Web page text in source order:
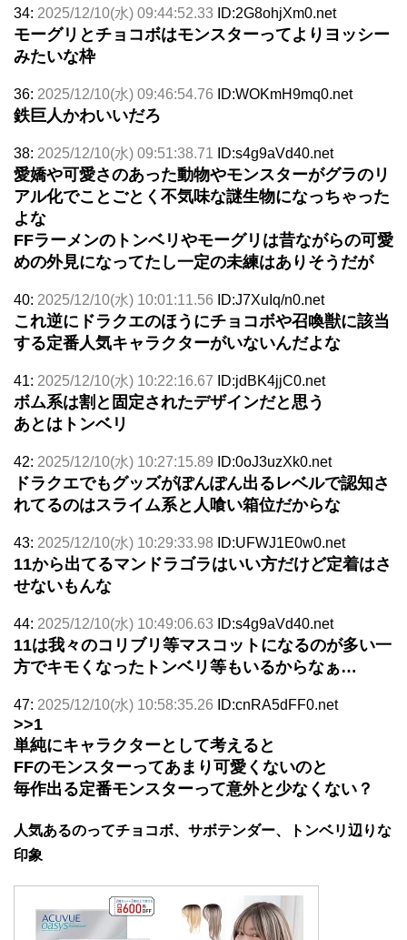
34: 2025/12/10(水) 09:44:52.33 ID:2G8ohjXm0.net
モーグリとチョコボはモンスターってよりヨッシー
みたいな枠
36: 2025/12/10(水) 09:46:54.76 ID:WOKmH9mq0.net
鉄巨人かわいいだろ
38: 2025/12/10(水) 09:51:38.71 ID:s4g9aVd40.net
愛嬌や可愛さのあった動物やモンスターがグラのリ
アル化でことごとく不気味な謎生物になっちゃった
よな
FFラーメンのトンベリやモーグリは昔ながらの可愛
めの外見になってたし一定の未練はありそうだが
40: 2025/12/10(水) 10:01:11.56 ID:J7XuIq/n0.net
これ逆にドラクエのほうにチョコボや召喚獣に該当
する定番人気キャラクターがいないんだよな
41: 2025/12/10(水) 10:22:16.67 ID:jdBK4jjC0.net
ボム系は割と固定されたデザインだと思う
あとはトンベリ
42: 2025/12/10(水) 10:27:15.89 ID:0oJ3uzXk0.net
ドラクエでもグッズがぽんぽん出るレベルで認知さ
れてるのはスライム系と人喰い箱位だからな
43: 2025/12/10(水) 10:29:33.98 ID:UFWJ1E0w0.net
11から出てるマンドラゴラはいい方だけど定着はさ
せないもんな
44: 2025/12/10(水) 10:49:06.63 ID:s4g9aVd40.net
11は我々のコリブリ等マスコットになるのが多い一
方でキモくなったトンベリ等もいるからなぁ…
47: 2025/12/10(水) 10:58:35.26 ID:cnRA5dFF0.net
>>1
単純にキャラクターとして考えると
FFのモンスターってあまり可愛くないのと
毎作出る定番モンスターって意外と少なくない？
人気あるのってチョコボ、サボテンダー、トンベリ辺りな
印象